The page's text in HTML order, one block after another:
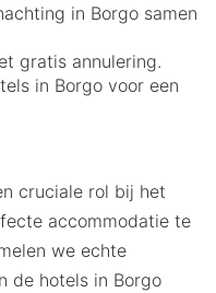
in Borgo samen
gratis annulering.
in Borgo voor een
cruciale rol bij het
accommodatie te
we echte
de hotels in Borgo